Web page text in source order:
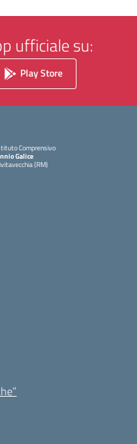
ufficiale su:
Play Store
Comprensivo
Galice
(RM)